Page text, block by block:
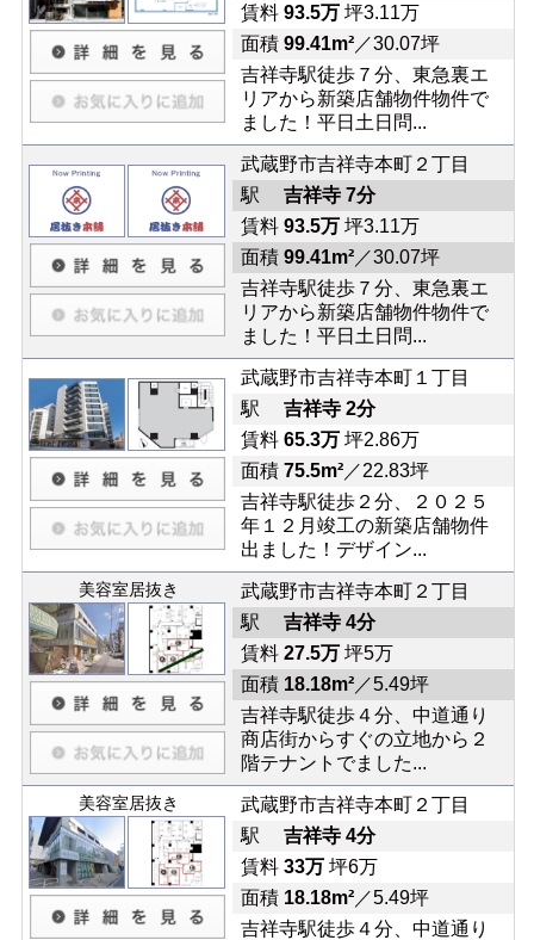
賃料 93.5万坪3.11万
面積 99.41m²／30.07坪
吉祥寺駅徒歩７分、東急裏エ
リアから新築店舗物件物件で
ました！平日土日問...
武蔵野市吉祥寺本町２丁目
駅 吉祥寺 7分
賃料 93.5万坪3.11万
面積 99.41m²／30.07坪
吉祥寺駅徒歩７分、東急裏エ
リアから新築店舗物件物件で
ました！平日土日問...
武蔵野市吉祥寺本町１丁目
駅 吉祥寺 2分
賃料 65.3万坪2.86万
面積 75.5m²／22.83坪
吉祥寺駅徒歩２分、２０２５
年１２月竣工の新築店舗物件
出ました！デザイン...
美容室居抜き
武蔵野市吉祥寺本町２丁目
駅 吉祥寺 4分
賃料 27.5万坪5万
面積 18.18m²／5.49坪
吉祥寺駅徒歩４分、中道通り
商店街からすぐの立地から２
階テナントでました...
美容室居抜き
武蔵野市吉祥寺本町２丁目
駅 吉祥寺 4分
賃料 33万坪6万
面積 18.18m²／5.49坪
吉祥寺駅徒歩４分、中道通り